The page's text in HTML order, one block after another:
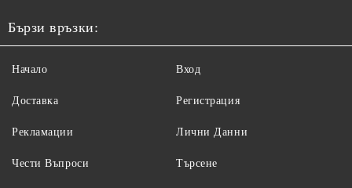
Бързи връзки:
Начало
Доставка
Рекламации
Чести Въпроси
Вход
Регистрация
Лични Данни
Търсене